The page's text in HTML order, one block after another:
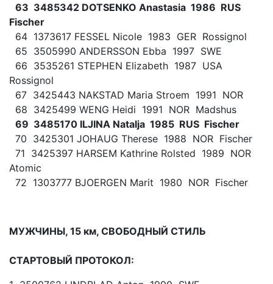
63 3485342 DOTSENKO Anastasia 1986 RUS
Fischer
64 1373617 FESSEL Nicole 1983 GER Rossignol
65 3505990 ANDERSSON Ebba 1997 SWE
66 3535261 STEPHEN Elizabeth 1987 USA
Rossignol
67 3425443 NAKSTAD Maria Stroem 1991 NOR
68 3425499 WENG Heidi 1991 NOR Madshus
69 3485170 ILJINA Natalja 1985 RUS Fischer
70 3425301 JOHAUG Therese 1988 NOR Fischer
71 3425397 HARSEM Kathrine Rolsted 1989 NOR
Atomic
72 1303777 BJOERGEN Marit 1980 NOR Fischer
МУЖЧИНЫ, 15 км, СВОБОДНЫЙ СТИЛЬ
СТАРТОВЫЙ ПРОТОКОЛ: